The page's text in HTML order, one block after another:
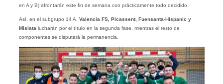
en A y B) afrontarán este fin de semana con prácticamente todo decidido.
Así, en el subgrupo 14 A, Valencia FS, Picassent, Fuensanta-Hispanic y
Mislata lucharán por el título en la segunda fase, mientras el resto de
componentes se disputará la permanencia.